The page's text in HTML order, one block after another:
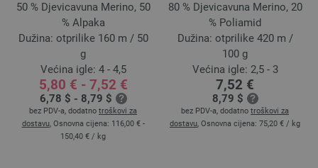
50 % Djevicavuna Merino, 50
% Alpaka
Dužina: otprilike 160 m / 50
g
Većina igle: 4 - 4,5
5,80 € - 7,52 €
6,78 $ - 8,79 $
bez PDV-a, dodatno troškovi za
dostavu, Osnovna cijena: 116,00 € -
150,40 € / kg
80 % Djevicavuna Merino, 20
% Poliamid
Dužina: otprilike 420 m /
100 g
Većina igle: 2,5 - 3
7,52 €
8,79 $
bez PDV-a, dodatno troškovi za
dostavu, Osnovna cijena: 75,20 € / kg